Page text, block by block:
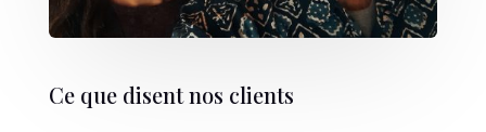
Ce que disent nos clients